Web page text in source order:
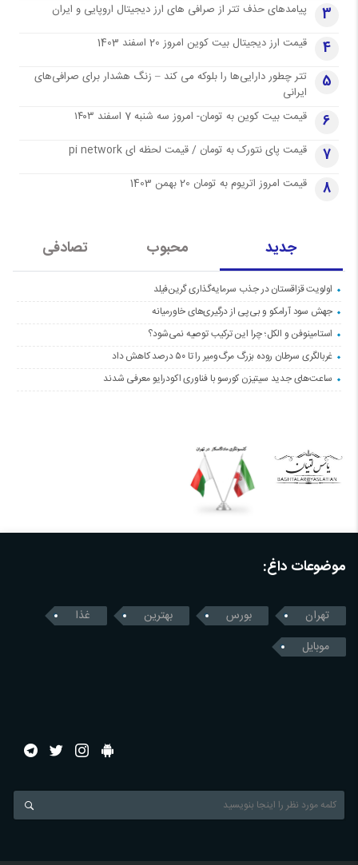
3 پیامدهای حذف تتر از صرافی های ارز دیجیتال اروپایی و ایران
4 قیمت ارز دیجیتال بیت کوین امروز 20 اسفند 1403
5
تتر چطور دارایی‌ها را بلوکه می کند – زنگ هشدار برای صرافی‌های
ایرانی
6 قیمت بیت کوین به تومان- امروز سه شنبه 7 اسفند ۱۴۰۳
7 قیمت پای نتورک به تومان / قیمت لحظه ای pi network
8 قیمت امروز اتریوم به تومان 20 بهمن 1403
جدید محبوب تصادفی
اولویت قزاقستان در جذب سرمایه‌گذاری گرین‌فیلد
جهش سود آرامکو و بی‌پی از درگیری‌های خاورمیانه
استامینوفن و الکل؛ چرا این ترکیب توصیه نمی‌شود؟
غربالگری سرطان روده بزرگ مرگ‌ومیر را تا ۵۰ درصد کاهش داد
ساعت‌های جدید سیتیزن کورسو با فناوری اکودرایو معرفی شدند
موضوعات داغ:
تهران بورس بهترین
غذا
موبایل